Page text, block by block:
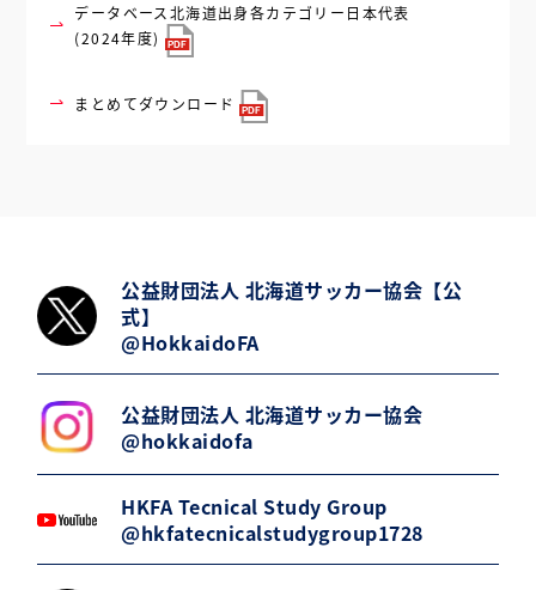
データベース 北海道出身各カテゴリー日本代表
(2024年度)
まとめてダウンロード
公益財団法人 北海道サッカー協会【公
式】
@HokkaidoFA
公益財団法人 北海道サッカー協会
@hokkaidofa
HKFA Tecnical Study Group
@hkfatecnicalstudygroup1728